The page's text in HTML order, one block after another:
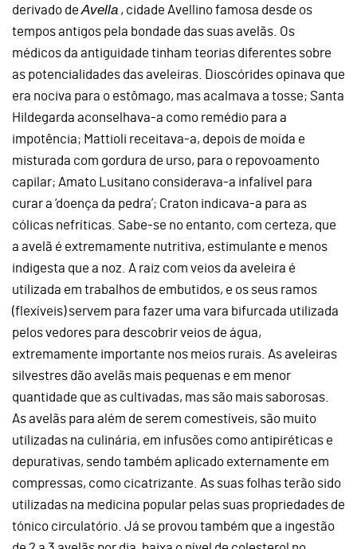
derivado de Avella , cidade Avellino famosa desde os
tempos antigos pela bondade das suas avelãs. Os
médicos da antiguidade tinham teorias diferentes sobre
as potencialidades das aveleiras. Dioscórides opinava que
era nociva para o estômago, mas acalmava a tosse; Santa
Hildegarda aconselhava-a como remédio para a
impotência; Mattioli receitava-a, depois de moída e
misturada com gordura de urso, para o repovoamento
capilar; Amato Lusitano considerava-a infalível para
curar a ‘doença da pedra’; Craton indicava-a para as
cólicas nefríticas. Sabe-se no entanto, com certeza, que
a avelã é extremamente nutritiva, estimulante e menos
indigesta que a noz. A raiz com veios da aveleira é
utilizada em trabalhos de embutidos, e os seus ramos
(flexíveis) servem para fazer uma vara bifurcada utilizada
pelos vedores para descobrir veios de água,
extremamente importante nos meios rurais. As aveleiras
silvestres dão avelãs mais pequenas e em menor
quantidade que as cultivadas, mas são mais saborosas.
As avelãs para além de serem comestíveis, são muito
utilizadas na culinária, em infusões como antipiréticas e
depurativas, sendo também aplicado externamente em
compressas, como cicatrizante. As suas folhas terão sido
utilizadas na medicina popular pelas suas propriedades de
tónico circulatório. Já se provou também que a ingestão